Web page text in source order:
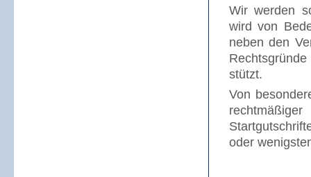
Wir werden
wird von
neben den
stützt.
Von
oder